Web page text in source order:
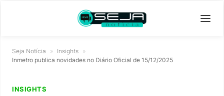
Seja Notícia » Insights »
Inmetro publica novidades no Diário Oficial de 15/12/2025
INSIGHTS